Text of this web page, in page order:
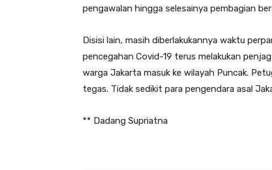
pengawalan hingga selesainya pembagian
Disisi lain, masih diberlakukannya waktu
pencegahan Covid-19 terus melakukan
warga Jakarta masuk ke wilayah Puncak.
tegas. Tidak sedikit para pengendara asal
** Dadang Supriatna